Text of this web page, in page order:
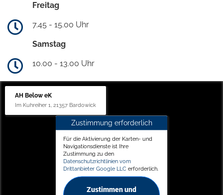
Freitag
7.45 - 15.00 Uhr
Samstag
10.00 - 13.00 Uhr
AH Below eK
Im Kuhreiher 1, 21357 Bardowick
Zustimmung erforderlich
Für die Aktivierung der Karten- und
Navigationsdienste ist Ihre
Zustimmung zu den
Datenschutzrichtlinien vom
Drittanbieter Google LLC erforderlich.
Zustimmen und